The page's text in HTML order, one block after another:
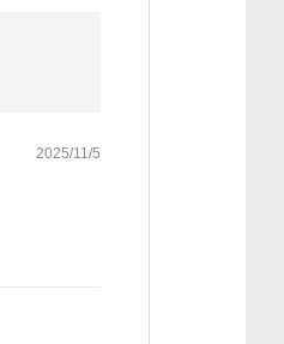
2025/11/5